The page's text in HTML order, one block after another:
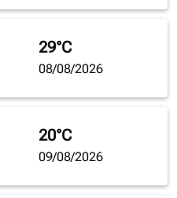
29°C
08/08/2026
20°C
09/08/2026